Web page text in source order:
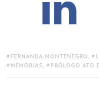
TAGS:
FERNANDA MONTENEGRO ,
MEMÓRIAS , PRÓLOGO ATO